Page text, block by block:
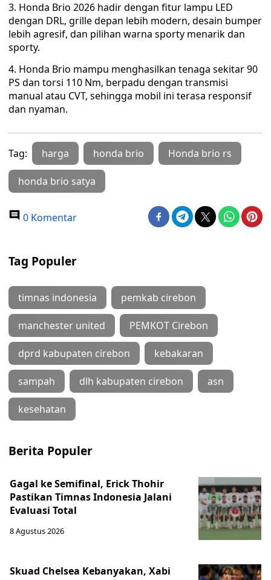
3. Honda Brio 2026 hadir dengan fitur lampu LED
dengan DRL, grille depan lebih modern, desain bumper
lebih agresif, dan pilihan warna sporty menarik dan
sporty.
4. Honda Brio mampu menghasilkan tenaga sekitar 90
PS dan torsi 110 Nm, berpadu dengan transmisi
manual atau CVT, sehingga mobil ini terasa responsif
dan nyaman.
Tag: harga honda brio Honda brio rs
honda brio satya
0 Komentar
Tag Populer
timnas indonesia pemkab cirebon
manchester united PEMKOT Cirebon
dprd kabupaten cirebon kebakaran
sampah dlh kabupaten cirebon asn
kesehatan
Berita Populer
Gagal ke Semifinal, Erick Thohir
Pastikan Timnas Indonesia Jalani
Evaluasi Total
8 Agustus 2026
Skuad Chelsea Kebanyakan, Xabi